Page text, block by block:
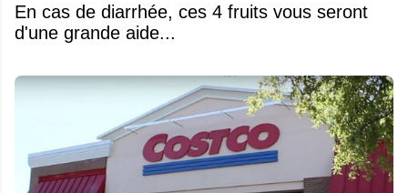
En cas de diarrhée, ces 4 fruits vous seront
d'une grande aide...